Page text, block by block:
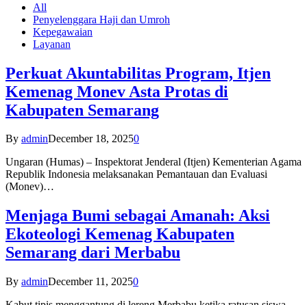
All
Penyelenggara Haji dan Umroh
Kepegawaian
Layanan
Perkuat Akuntabilitas Program, Itjen
Kemenag Monev Asta Protas di
Kabupaten Semarang
By adminDecember 18, 20250
Ungaran (Humas) – Inspektorat Jenderal (Itjen) Kementerian Agama
Republik Indonesia melaksanakan Pemantauan dan Evaluasi
(Monev)…
Menjaga Bumi sebagai Amanah: Aksi
Ekoteologi Kemenag Kabupaten
Semarang dari Merbabu
By adminDecember 11, 20250